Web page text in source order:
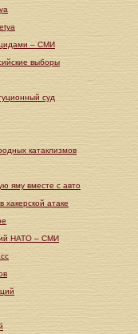
– СМИ
выборы
суд
катаклизмов
яму вместе с авто
атаке
НАТО – СМИ